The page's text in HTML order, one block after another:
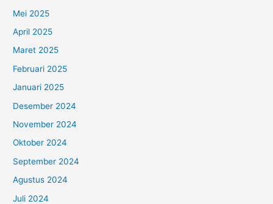
Mei 2025
April 2025
Maret 2025
Februari 2025
Januari 2025
Desember 2024
November 2024
Oktober 2024
September 2024
Agustus 2024
Juli 2024